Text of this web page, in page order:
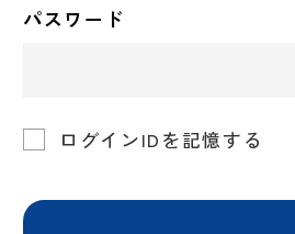
パスワード
ログインIDを記憶する